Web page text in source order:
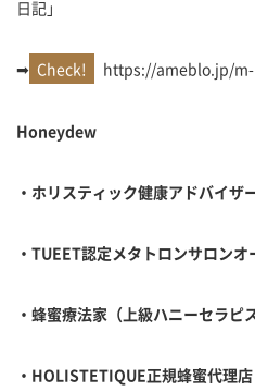
日記」
➡ https://ameblo.jp/
Honeydew
・ホリスティック健康アドバイザ
・ TUEET認定メタトロンサロンオ
・蜂蜜療法家（上級ハニーセラピ
・ HOLISTETIQUE正規蜂蜜代理店